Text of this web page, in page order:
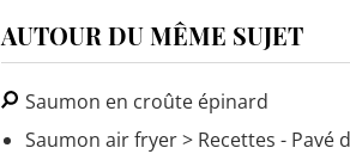
AUTOUR DU MÊME SUJET
Saumon en croûte épinard
Saumon air fryer> Recettes - Pavé